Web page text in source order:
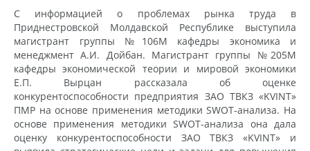
С информацией о проблемах рынка труда в
Приднестровской Молдавской Республике выступила
магистрант группы №106М кафедры экономика и
менеджмент А.И. Дойбан. Магистрант группы №205М
кафедры экономической теории и мировой экономики
Е.П. Вырцан рассказала об оценке
конкурентоспособности предприятия ЗАО ТВКЗ «KVINT»
ПМР на основе применения методики SWOT-анализа. На
основе применения методики SWOT-анализа она дала
оценку конкурентоспособности ЗАО ТВКЗ «KVINT» и